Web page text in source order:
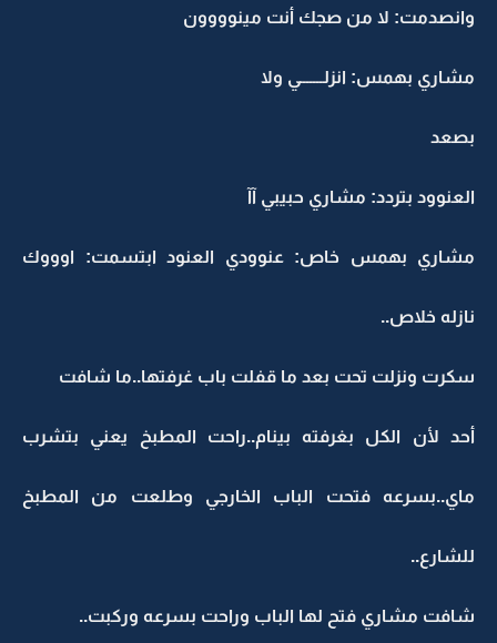
وانصدمت: لا من صجك أنت مينوووون
مشاري بهمس: انزلـــــــي ولا
بصعد
العنوود بتردد: مشاري حبيبي آآ
مشاري بهمس خاص: عنوودي العنود ابتسمت: اوووك
نازله خلاص..
سكرت ونزلت تحت بعد ما قفلت باب غرفتها..ما شافت
أحد لأن الكل بغرفته بينام..راحت المطبخ يعني بتشرب
ماي..بسرعه فتحت الباب الخارجي وطلعت من المطبخ
للشارع..
شافت مشاري فتح لها الباب وراحت بسرعه وركبت..